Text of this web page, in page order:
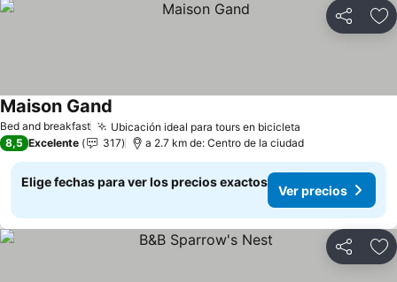
Compartir
Bed and breakfast Ubicación ideal para tours en bicicleta
Maison Gand
8,5 Excelente 317 a 2.7 km de: Centro de la ciudad
Elige fechas para ver los precios exactos
Ver precios
Compartir